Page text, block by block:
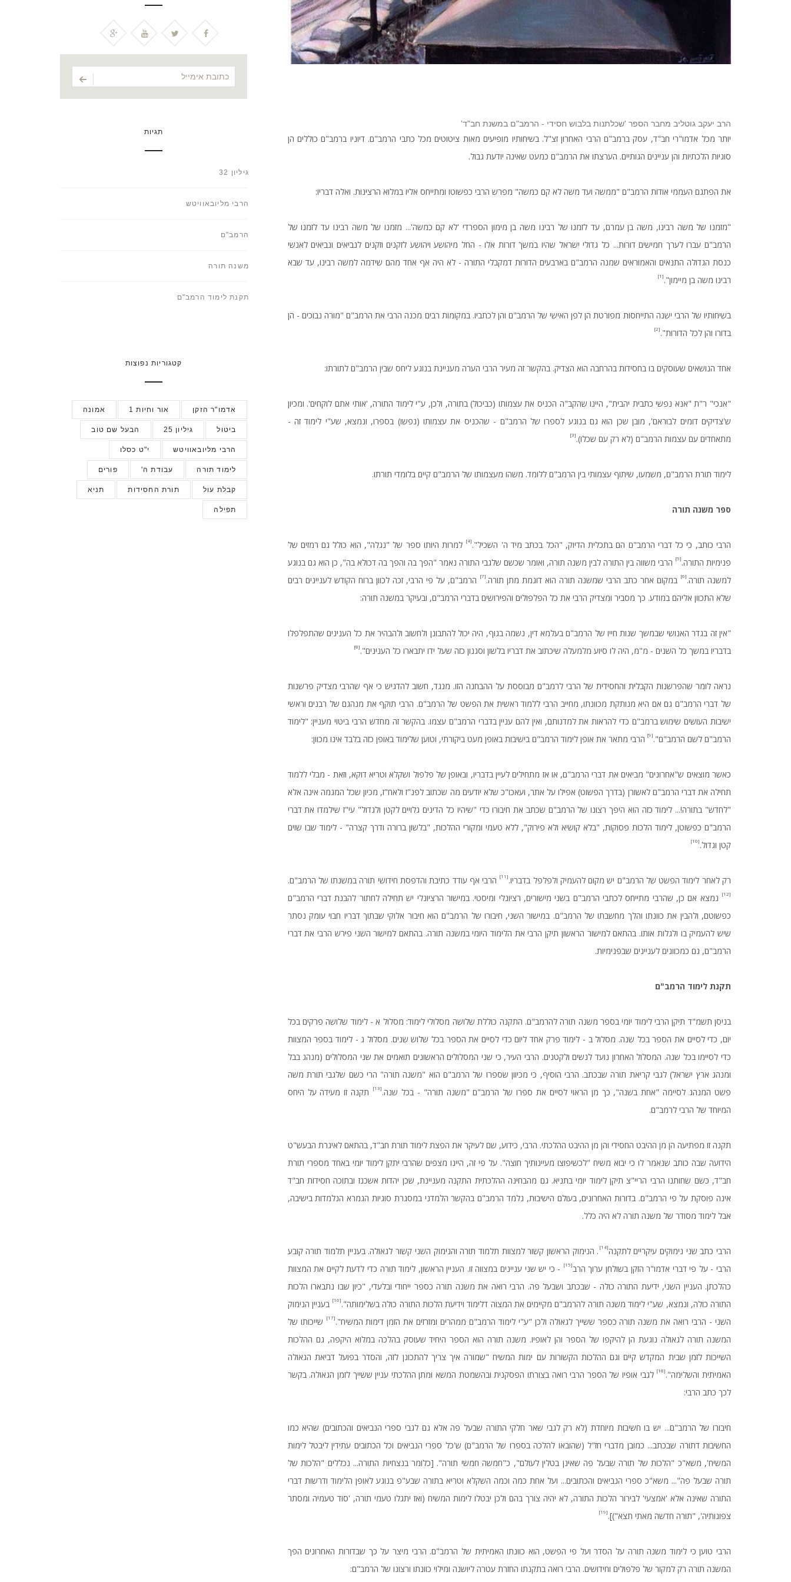
הרב יעקב גוטליב מחבר הספר 'שכלתנות בלבוש חסידי - הרמב"ם במשנת חב"ד'
יותר מכל אדמו"רי חב"ד, עסק ברמב"ם הרבי האחרון זצ"ל. בשיחותיו מופיעים מאות ציטוטים מכל כתבי הרמב"ם. דיוניו ברמב"ם כוללים הן
סוגיות הלכתיות והן עניינים הגותיים. הערצתו את הרמב"ם כמעט שאינה יודעת גבול.
את הפתגם העממי אודות הרמב"ם "ממשה ועד משה לא קם כמשה" מפרש הרבי כפשוטו ומתייחס אליו במלוא הרצינות. ואלה דבריו:
"מזמנו של משה רבינו, משה בן עמרם, עד לזמנו של רבינו משה בן מימון הספרדי 'לא קם כמשה'... מזמנו של משה רבינו עד לזמנו של
הרמב"ם עברו לערך חמישים דורות... כל גדולי ישראל שהיו במשך דורות אלו - החל מיהושע ויהושע לזקנים וזקנים לנביאים ונביאים לאנשי
כנסת הגדולה התנאים והאמוראים שמנה הרמב"ם בארבעים הדורות דמקבלי התורה - לא היה אף אחד מהם שידמה למשה רבינו, עד שבא
רבינו משה בן מיימון". [1]
בשיחותיו של הרבי ישנה התייחסות מפורטת הן לפן האישי של הרמב"ם והן לכתביו. במקומות רבים מכנה הרבי את הרמב"ם "מורה נבוכים - הן
בדורו והן לכל הדורות". [2]
אחד הנושאים שעוסקים בו בחסידות בהרחבה הוא הצדיק. בהקשר זה מעיר הרבי הערה מעניינת בנוגע ליחס שבין הרמב"ם לתורתו:
"אנכי" ר"ת "אנא נפשי כתבית יהבית", היינו שהקב"ה הכניס את עצמותו (כביכול) בתורה, ולכן, ע"י לימוד התורה, 'אותי אתם לוקחים'. ומכיון
ש'צדיקים דומים לבוראם', מובן שכן הוא גם בנוגע לספרו של הרמב"ם - שהכניס את עצמותו (נפשו) בספרו, ונמצא, שע"י לימוד זה -
מתאחדים עם עצמות הרמב"ם (לא רק עם שכלו). [3]
לימוד תורת הרמב"ם, משמעו, שיתוף עצמותי בין הרמב"ם ללומד. משהו מעצמותו של הרמב"ם קיים בלומדי תורתו.
ספר משנה תורה
הרבי כותב, כי כל דברי הרמב"ם הם בתכלית הדיוק, "הכל בכתב מיד ה' השכיל". [4]
למרות היותו ספר של "נגלה", הוא כולל גם רמזים של
פנימיות התורה. [5]
הרבי משווה בין התורה לבין משנה תורה, ואומר שכשם שלגבי התורה נאמר "הפך בה והפך בה דכולא בה", כן הוא גם בנוגע
למשנה תורה. [6] במקום אחר כתב הרבי שמשנה תורה הוא דוגמת מתן תורה. [7]
הרמב"ם, על פי הרבי, זכה לכוון ברוח הקודש לעניינים רבים
שלא התכוון אליהם במודע. כך מסביר ומצדיק הרבי את כל הפלפולים והפירושים בדברי הרמב"ם, ובעיקר במשנה תורה:
"אין זה בגדר האנושי שבמשך שנות חייו של הרמב"ם בעלמא דין, נשמה בגוף, היה יכול להתבונן ולחשוב ולהבהיר את כל הענינים שהתפלפלו
בדבריו במשך כל השנים - מ"מ, היה לו סיוע מלמעלה שיכתוב את דבריו בלשון וסגנון כזה שעל ידו יתבארו כל הענינים". [8]
נראה לומר שהפרשנות הקבלית והחסידית של הרבי לרמב"ם מבוססת על ההבחנה הזו. מנגד, חשוב להדגיש כי אף שהרבי מצדיק פרשנות
של דברי הרמב"ם גם אם היא מנותקת מכוונתו, מחייב הרבי ללמוד ראשית את הפשט של הרמב"ם. הרבי תוקף את מנהגם של רבנים וראשי
ישיבות העושים שימוש ברמב"ם כדי להראות את למדנותם, ואין להם עניין בדברי הרמב"ם עצמו. בהקשר זה מחדש הרבי ביטוי מעניין: "לימוד
הרמב"ם לשם הרמב"ם". [9] הרבי מתאר את אופן לימוד הרמב"ם בישיבות באופן מעט ביקורתי, וטוען שלימוד באופן כזה בלבד אינו מכוון:
כאשר מוצאים ש"אחרונים" מביאים את דברי הרמב"ם, או אז מתחילים לעיין בדבריו, ובאופן של פלפול ושקלא וטריא דוקא, וזאת - מבלי ללמוד
תחילה את דברי הרמב"ם לאשורן (בדרך הפשוט) אפילו על אתר, ועאכו"כ שלא יודעים מה שכתוב לפנ"ז ולאח"ז, מכיון שכל המגמה אינה אלא
"לחדש" בתורה!... לימוד כזה הוא היפך רצונו של הרמב"ם שכתב את חיבורו כדי "שיהיו כל הדינים גלויים לקטן ולגדול" עי"ז שילמדו את דברי
הרמב"ם כפשוטן, לימוד הלכות פסוקות, "בלא קושיא ולא פירוק", ללא טעמי ומקורי ההלכות, "בלשון ברורה ודרך קצרה" - לימוד שבו שוים
קטן וגדול. [10]
רק לאחר לימוד הפשט של הרמב"ם יש מקום להעמיק ולפלפל בדבריו. [11] הרבי אף עודד כתיבת והדפסת חידושי תורה במשנתו של הרמב"ם.
[12]
נמצא אם כן, שהרבי מתייחס לכתבי הרמב"ם בשני מישורים, רציונלי ומיסטי. במישור הרציונלי יש תחילה לחתור להבנת דברי הרמב"ם
כפשוטם, ולהבין את כוונתו והלך מחשבתו של הרמב"ם. במישור השני, חיבורו של הרמב"ם הוא חיבור אלוקי שבתוך דבריו חבוי עומק נסתר
שיש להעמיק בו ולגלות אותו. בהתאם למישור הראשון תיקן הרבי את הלימוד היומי במשנה תורה. בהתאם למישור השני פירש הרבי את דברי
הרמב"ם, גם כמכוונים לעניינים שבפנימיות.
תקנת לימוד הרמב"ם
בניסן תשמ"ד תיקן הרבי לימוד יומי בספר משנה תורה להרמב"ם. התקנה כוללת שלושה מסלולי לימוד: מסלול א - לימוד שלושה פרקים בכל
יום, כדי לסיים את הספר בכל שנה. מסלול ב - לימוד פרק אחד ליום כדי לסיים את הספר בכל שלוש שנים. מסלול ג - לימוד בספר המצוות
כדי לסיימו בכל שנה. המסלול האחרון נועד לנשים ולקטנים. הרבי העיר, כי שני המסלולים הראשונים תואמים את שני המסלולים (מנהג בבל
ומנהג ארץ ישראל) לגבי קריאת תורה שבכתב. הרבי הוסיף, כי מכיוון שספרו של הרמב"ם הוא "משנה תורה" הרי כשם שלגבי תורת משה
פשט המנהג לסיימה "אחת בשנה", כך מן הראוי לסיים את ספרו של הרמב"ם "משנה תורה" - בכל שנה. [13]
תקנה זו מעידה על היחס
המיוחד של הרבי לרמב"ם.
תקנה זו מפתיעה הן מן ההיבט החסידי והן מן ההיבט ההלכתי. הרבי, כידוע, שם לעיקר את הפצת לימוד תורת חב"ד, בהתאם לאיגרת הבעש"ט
הידועה שבה כותב שנאמר לו כי יבוא משיח "לכשיפוצו מעיינותיך חוצה". על פי זה, היינו מצפים שהרבי יתקן לימוד יומי באחד מספרי תורת
חב"ד, כשם שחותנו הרבי הריי"צ תיקן לימוד יומי בתניא. גם מהבחינה ההלכתית התקנה מעניינת, שכן יהדות אשכנז ובתוכה חסידות חב"ד
אינה פוסקת על פי הרמב"ם. בדורות האחרונים, בעולם הישיבות, נלמד הרמב"ם בהקשר הלמדני במסגרת סוגיות הגמרא הנלמדות בישיבה,
אבל לימוד מסודר של משנה תורה לא היה כלל.
הרבי כתב שני נימוקים עיקריים לתקנה[14]
. הנימוק הראשון קשור למצוות תלמוד תורה והנימוק השני קשור לגאולה. בעניין תלמוד תורה קובע
הרבי - על פי דברי אדמו"ר הזקן בשולחן ערוך הרב[15]
- כי יש שני עניינים במצווה זו. העניין הראשון, לימוד תורה כדי לדעת לקיים את המצוות
כהלכתן. העניין השני, ידיעת התורה כולה - שבכתב ושבעל פה. הרבי רואה את משנה תורה כספר ייחודי ובלעדי, "כיון שבו נתבארו הלכות
התורה כולה, ונמצא, שע"י לימוד משנה תורה להרמב"ם מקיימים את המצוה דלימוד וידיעת הלכות התורה כולה בשלימותה". [16]
בעניין הנימוק
השני - הרבי רואה את משנה תורה כספר ששייך לגאולה ולכן "ע"י לימוד הרמב"ם ממהרים ומזרזים את הזמן דימות המשיח". [17]
שייכותו של
המשנה תורה לגאולה נוגעת הן להיקפו של הספר והן לאופיו. משנה תורה הוא הספר היחיד שעוסק בהלכה במלוא היקפה, גם ההלכות
השייכות לזמן שבית המקדש קיים וגם ההלכות הקשורות עם ימות המשיח "שמורה איך צריך להתכונן לזה, והסדר בפועל דביאת הגאולה
האמיתית והשלימה". [18]
לגבי אופיו של הספר הרבי רואה בצורתו הפסקנית ובהשמטת המשא ומתן ההלכתי עניין ששייך לזמן הגאולה. בקשר
לכך כתב הרבי:
חיבורו של הרמב"ם... יש בו חשיבות מיוחדת (לא רק לגבי שאר חלקי התורה שבעל פה אלא גם לגבי ספרי הנביאים והכתובים) שהיא כמו
החשיבות דתורה שבכתב... כמובן מדברי חז"ל (שהובאו להלכה בספרו של הרמב"ם) ש'כל ספרי הנביאים וכל הכתובים עתידין ליבטל לימות
המשיח', משא"כ "הלכות של תורה שבעל פה שאינן בטלין לעולם", כ"חמשה חמשי תורה". [כלומר בנצחיות התורה... נכללים "הלכות של
תורה שבעל פה"... משא"כ ספרי הנביאים והכתובים... ועל אחת כמה וכמה השקלא וטריא בתורה שבע"פ בנוגע לאופן הלימוד ודרשות דברי
התורה שאינה אלא 'אמצעי' לבירור הלכות התורה, לא יהיה צורך בהם ולכן יבטלו לימות המשיח (ואז יתגלו טעמי תורה, 'סוד טעמיה ומסתר
צפונותיה', "תורה חדשה מאתי תצא")]. [19]
הרבי טוען כי לימוד משנה תורה על הסדר ועל פי הפשט, הוא כוונתו האמיתית של הרמב"ם. הרבי מיצר על כך שבדורות האחרונים הפך
המשנה תורה רק למקור של פלפולים וחידושים. הרבי רואה בתקנתו החזרת עטרה ליושנה ומילוי כוונתו ורצונו של הרמב"ם:
תגיות
גיליון 32
הרבי מליובאוויטש
הרמב"ם
משנה תורה
תקנת לימוד הרמב"ם
קטגוריות נפוצות
אדמו"ר הזקן אור וחיות 1 אמונה
ביטול גיליון 25 הבעל שם טוב
הרבי מליובאוויטש י"ט כסלו
לימוד תורה עבודת ה' פורים
קבלת עול תורת החסידות תניא
תפילה